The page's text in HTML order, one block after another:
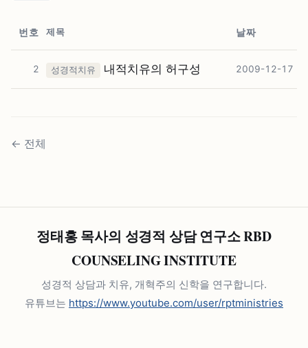
번호 제목 날짜
2 성경적치유 내적치유의 허구성 2009-12-17
← 전체
정태홍 목사의 성경적 상담 연구소 RBD
COUNSELING INSTITUTE
성경적 상담과 치유, 개혁주의 신학을 연구합니다.
유튜브는 https://www.youtube.com/user/rptministries